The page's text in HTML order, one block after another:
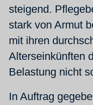
steigend.
stark von Armut
mit ihren
Alterseinkünften
Belastung nicht
In Auftrag